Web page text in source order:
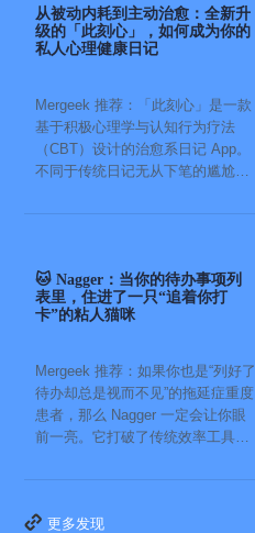
从被动内耗到主动治愈：全新升
级的「此刻心」，如何成为你的
私人心理健康日记
Mergeek 推荐：「此刻心」是一款
基于积极心理学与认知行为疗法
（CBT）设计的治愈系日记 App。
不同于传统日记无从下笔的尴尬，
🐱 Nagger：当你的待办事项列
表里，住进了一只“追着你打
卡”的粘人猫咪
Mergeek 推荐：如果你也是“列好了
待办却总是视而不见”的拖延症重度
患者，那么 Nagger 一定会让你眼
前一亮。它打破了传统效率工具冰
更多发现